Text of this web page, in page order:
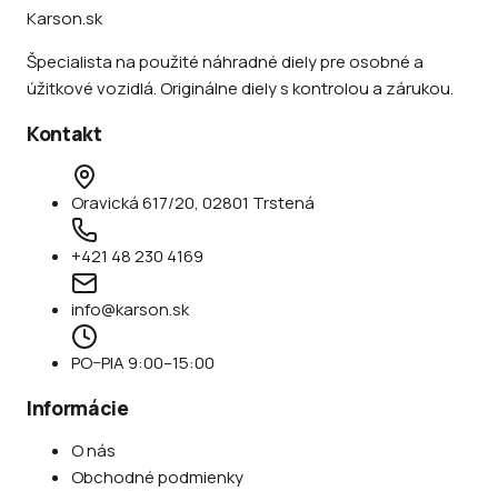
Karson.sk
Špecialista na použité náhradné diely pre osobné a
úžitkové vozidlá. Originálne diely s kontrolou a zárukou.
Kontakt
Oravická 617/20, 02801 Trstená
+421 48 230 4169
info@karson.sk
PO–PIA 9:00–15:00
Informácie
O nás
Obchodné podmienky